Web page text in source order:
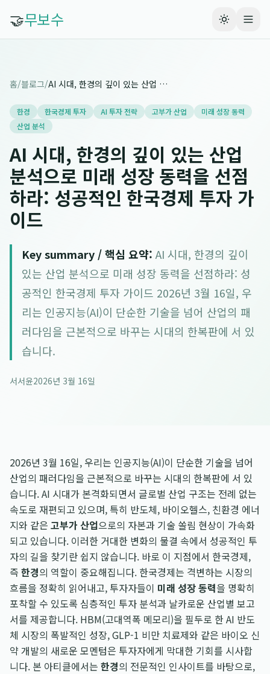
🤝무보수
홈/블로그/ AI 시대, 한경의 깊이 있는 산업 분석으로 미래 성장 동력을 선점하라: 성공적인 한국경제 투자 가이드
한경 한국경제 투자 AI 투자 전략 고부가 산업
미래 성장 동력
산업 분석
AI 시대, 한경의 깊이 있는 산업
분석으로 미래 성장 동력을 선점
하라: 성공적인 한국경제 투자 가
이드
Key summary / 핵심 요약: AI 시대, 한경의 깊이
있는 산업 분석으로 미래 성장 동력을 선점하라: 성
공적인 한국경제 투자 가이드 2026년 3월 16일, 우
리는 인공지능(AI)이 단순한 기술을 넘어 산업의 패
러다임을 근본적으로 바꾸는 시대의 한복판에 서 있
습니다.
서서윤2026년 3월 16일
2026년 3월 16일, 우리는 인공지능(AI)이 단순한 기술을 넘어
산업의 패러다임을 근본적으로 바꾸는 시대의 한복판에 서 있
습니다. AI 시대가 본격화되면서 글로벌 산업 구조는 전례 없는
속도로 재편되고 있으며, 특히 반도체, 바이오헬스, 친환경 에너
지와 같은 고부가 산업으로의 자본과 기술 쏠림 현상이 가속화
되고 있습니다. 이러한 거대한 변화의 물결 속에서 성공적인 투
자의 길을 찾기란 쉽지 않습니다. 바로 이 지점에서 한국경제,
즉 한경의 역할이 중요해집니다. 한국경제는 격변하는 시장의
흐름을 정확히 읽어내고, 투자자들이 미래 성장 동력을 명확히
포착할 수 있도록 심층적인 투자 분석과 날카로운 산업별 보고
서를 제공합니다. HBM(고대역폭 메모리)을 필두로 한 AI 반도
체 시장의 폭발적인 성장, GLP-1 비만 치료제와 같은 바이오 신
약 개발의 새로운 모멘텀은 투자자에게 막대한 기회를 시사합
니다. 본 아티클에서는 한경의 전문적인 인사이트를 바탕으로,